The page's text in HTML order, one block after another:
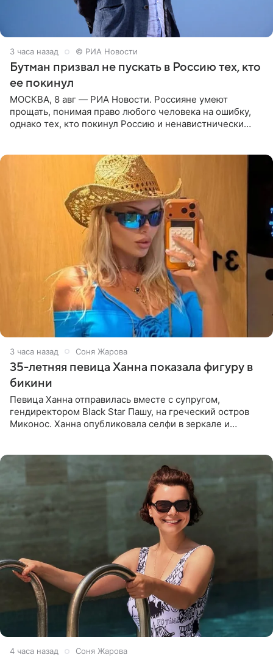
3 часа назад © РИА Новости
Бутман призвал не пускать в Россию тех, кто
ее покинул
МОСКВА, 8 авг — РИА Новости. Россияне умеют
прощать, понимая право любого человека на ошибку,
однако тех, кто покинул Россию и ненавистнически
3 часа назад Соня Жарова
35-летняя певица Ханна показала фигуру в
бикини
Певица Ханна отправилась вместе с супругом,
гендиректором Black Star Пашу, на греческий остров
Миконос. Ханна опубликовала селфи в зеркале и
4 часа назад Соня Жарова